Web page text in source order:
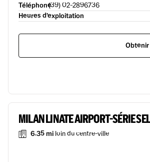
Téléphone(39) 02-2896736
Heures d’exploitation
MILAN LINATE AIRPORT-SÉRIE
6.35 mi loin du centre-ville